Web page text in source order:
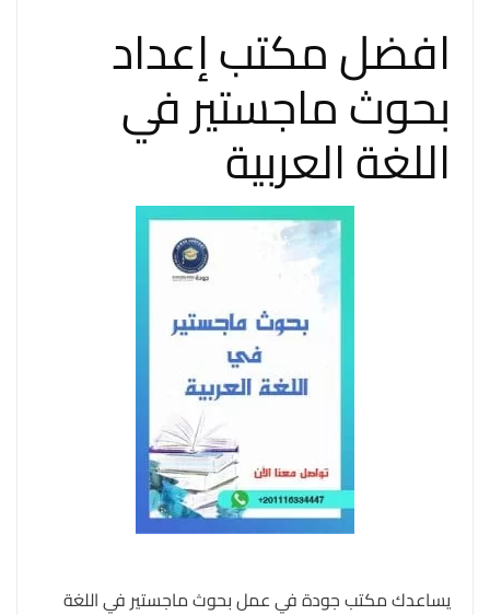
افضل مكتب إعداد
بحوث ماجستير في
اللغة العربية
يساعدك مكتب جودة في عمل بحوث ماجستير في اللغة